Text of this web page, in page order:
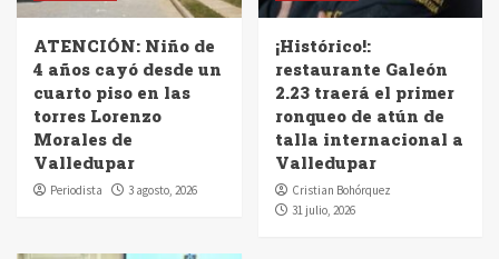
ATENCIÓN: Niño de
4 años cayó desde un
cuarto piso en las
torres Lorenzo
Morales de
Valledupar
Periodista 3 agosto, 2026
¡Histórico!:
restaurante Galeón
2.23 traerá el primer
ronqueo de atún de
talla internacional a
Valledupar
Cristian Bohórquez
31 julio, 2026